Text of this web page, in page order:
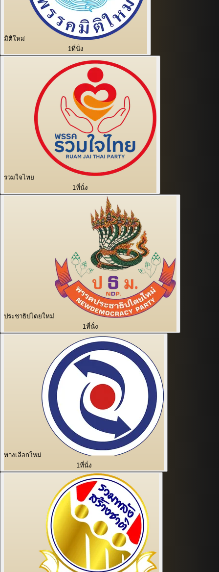
มิติใหม่
1ที่นั่ง
รวมใจไทย
1ที่นั่ง
ประชาธิปไตยใหม่
1ที่นั่ง
ทางเลือกใหม่
1ที่นั่ง